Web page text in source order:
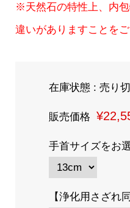
※天然石の特性上、内
違いがありますことをご
在庫状態 : 売り
販売価格
手首サイズをお
【浄化用さざれ